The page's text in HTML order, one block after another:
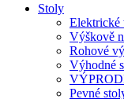
Stoly
Elektrické
Výškově
Rohové
Výhodné
Pevné